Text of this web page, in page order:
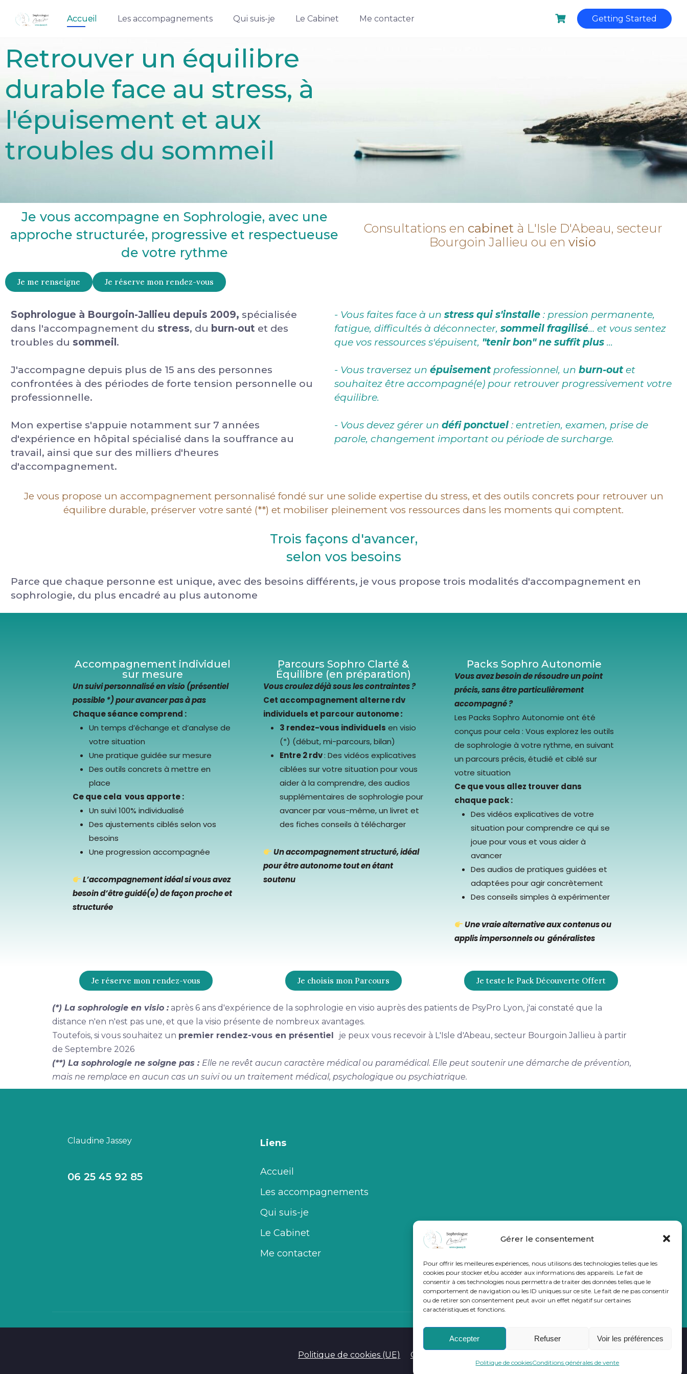
Gérer le consentement
Pour offrir les meilleures expériences, nous utilisons des technologies telles que les
cookies pour stocker et/ou accéder aux informations des appareils. Le fait de
consentir à ces technologies nous permettra de traiter des données telles que le
comportement de navigation ou les ID uniques sur ce site. Le fait de ne pas consentir
ou de retirer son consentement peut avoir un effet négatif sur certaines
caractéristiques et fonctions.
Accepter Refuser Voir les préférences
Politique de cookiesConditions générales de vente
Accueil Les accompagnements Qui suis-je Le Cabinet Me contacter Getting Started
Retrouver un équilibre
durable face au stress, à
l'épuisement et aux
troubles du sommeil
Je vous accompagne en Sophrologie, avec une
approche structurée, progressive et respectueuse
de votre rythme
Consultations en cabinetà L'Isle D'Abeau, secteur
Bourgoin Jallieu ou en visio
Je me renseigne Je réserve mon rendez-vous
Sophrologue à Bourgoin-Jallieu depuis 2009, spécialisée
dans l'accompagnement du stress, du burn-out et des
troubles du sommeil .
J'accompagne depuis plus de 15 ans des personnes
confrontées à des périodes de forte tension personnelle ou
professionnelle.
Mon expertise s'appuie notamment sur 7 années
d'expérience en hôpital spécialisé dans la souffrance au
travail, ainsi que sur des milliers d'heures
d'accompagnement.
- Vous faites face à unstress qui s'installe: pression permanente,
fatigue, difficultés à déconnecter,sommeil fragilisé… et vous sentez
que vos ressources s'épuisent, "tenir bon" ne suffit plus...
- Vous traversez un épuisementprofessionnel, un burn-outet
souhaitez être accompagné(e) pour retrouver progressivement votre
équilibre.
- Vous devez gérer un défi ponctuel: entretien, examen, prise de
parole, changement important ou période de surcharge.
Je vous propose un accompagnement personnalisé fondé sur une solide expertise du stress, et des outils concrets pour retrouver un
équilibre durable, préserver votre santé (**) et mobiliser pleinement vos ressources dans les moments qui comptent.
Trois façons d'avancer,
selon vos besoins
Parce que chaque personne est unique, avec des besoins différents, je vous propose trois modalités d'accompagnement en
sophrologie, du plus encadré au plus autonome
Accompagnement individuel
sur mesure
Un suivi personnalisé en visio (présentiel
possible *) pour avancer pas à pas
Chaque séance comprend :
Un temps d’échange et d’analyse de
votre situation
Une pratique guidée sur mesure
Des outils concrets à mettre en
place
Ce que cela vous apporte :
Un suivi 100% individualisé
Des ajustements ciblés selon vos
besoins
Une progression accompagnée
L’accompagnement idéal si vous avez
besoin d’être guidé(e) de façon proche et
structurée
Parcours Sophro Clarté &
Équilibre (en préparation)
Vous croulez déjà sous les contraintes ?
Cet accompagnement alternerdv
individuels et parcour autonome:
3 rendez-vous individuels en visio
(*) (début, mi-parcours, bilan)
Entre 2 rdv: Des vidéos explicatives
ciblées sur votre situation pour vous
aider à la comprendre, des audios
supplémentaires de sophrologie pour
avancer par vous-même, un livret et
des fiches conseils à télécharger
Un accompagnement structuré, idéal
pour être autonome tout en étant
soutenu
Packs Sophro Autonomie
Vous avez besoin de résoudre un point
précis, sans être particulièrement
accompagné ?
Les Packs Sophro Autonomie ont été
conçus pour cela : Vous explorez les outils
de sophrologie à votre rythme, en suivant
un parcours précis, étudié et ciblé sur
votre situation
Ce que vous allez trouver dans
chaque pack :
Des vidéos explicatives de votre
situation pour comprendre ce qui se
joue pour vous et vous aider à
avancer
Des audios de pratiques guidées et
adaptées pour agir concrètement
Des conseils simples à expérimenter
Une vraie alternative aux contenus ou
applis impersonnels ou généralistes
Je réserve mon rendez-vous Je choisis mon Parcours Je teste le Pack Découverte Offert
(*) La sophrologie en visio :après 6 ans d'expérience de la sophrologie en visio auprès des patients de PsyPro Lyon, j'ai constaté que la
distance n'en n'est pas une, et que la visio présente de nombreux avantages.
Toutefois, si vous souhaitez un premier rendez-vous en présentiel je peux vous recevoir à L'Isle d'Abeau, secteur Bourgoin Jallieu à partir
de Septembre 2026
(**) La sophrologie ne soigne pas : Elle ne revêt aucun caractère médical ou paramédical. Elle peut soutenir une démarche de prévention,
mais ne remplace en aucun cas un suivi ou un traitement médical, psychologique ou psychiatrique.
Claudine Jassey
06 25 45 92 85
Liens
Accueil
Les accompagnements
Qui suis-je
Le Cabinet
Me contacter
Politique de cookies (UE) Conditions générales de vente